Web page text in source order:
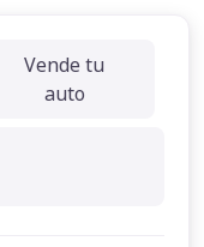
Vende tu
auto